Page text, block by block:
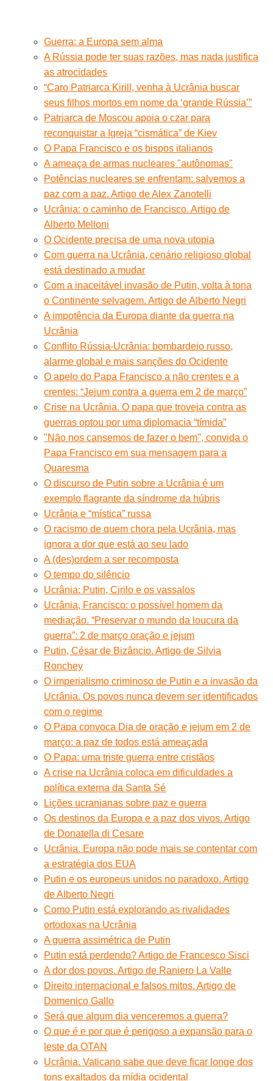
Guerra: a Europa sem alma
A Rússia pode ter suas razões, mas nada justifica
as atrocidades
“Caro Patriarca Kirill, venha à Ucrânia buscar
seus filhos mortos em nome da ‘grande Rússia’”
Patriarca de Moscou apoia o czar para
reconquistar a Igreja “cismática” de Kiev
O Papa Francisco e os bispos italianos
A ameaça de armas nucleares "autônomas"
Potências nucleares se enfrentam: salvemos a
paz com a paz. Artigo de Alex Zanotelli
Ucrânia: o caminho de Francisco. Artigo de
Alberto Melloni
O Ocidente precisa de uma nova utopia
Com guerra na Ucrânia, cenário religioso global
está destinado a mudar
Com a inaceitável invasão de Putin, volta à tona
o Continente selvagem. Artigo de Alberto Negri
A impotência da Europa diante da guerra na
Ucrânia
Conflito Rússia-Ucrânia: bombardeio russo,
alarme global e mais sanções do Ocidente
O apelo do Papa Francisco a não crentes e a
crentes: “Jejum contra a guerra em 2 de março”
Crise na Ucrânia. O papa que troveja contra as
guerras optou por uma diplomacia “tímida”
"Não nos cansemos de fazer o bem", convida o
Papa Francisco em sua mensagem para a
Quaresma
O discurso de Putin sobre a Ucrânia é um
exemplo flagrante da síndrome da húbris
Ucrânia e “mística” russa
O racismo de quem chora pela Ucrânia, mas
ignora a dor que está ao seu lado
A (des)ordem a ser recomposta
O tempo do silêncio
Ucrânia: Putin, Cirilo e os vassalos
Ucrânia, Francisco: o possível homem da
mediação. “Preservar o mundo da loucura da
guerra”: 2 de março oração e jejum
Putin, César de Bizâncio. Artigo de Silvia
Ronchey
O imperialismo criminoso de Putin e a invasão da
Ucrânia. Os povos nunca devem ser identificados
com o regime
O Papa convoca Dia de oração e jejum em 2 de
março: a paz de todos está ameaçada
O Papa: uma triste guerra entre cristãos
A crise na Ucrânia coloca em dificuldades a
política externa da Santa Sé
Lições ucranianas sobre paz e guerra
Os destinos da Europa e a paz dos vivos. Artigo
de Donatella di Cesare
Ucrânia. Europa não pode mais se contentar com
a estratégia dos EUA
Putin e os europeus unidos no paradoxo. Artigo
de Alberto Negri
Como Putin está explorando as rivalidades
ortodoxas na Ucrânia
A guerra assimétrica de Putin
Putin está perdendo? Artigo de Francesco Sisci
A dor dos povos. Artigo de Raniero La Valle
Direito internacional e falsos mitos. Artigo de
Domenico Gallo
Será que algum dia venceremos a guerra?
O que é e por que é perigoso a expansão para o
leste da OTAN
Ucrânia. Vaticano sabe que deve ficar longe dos
tons exaltados da mídia ocidental